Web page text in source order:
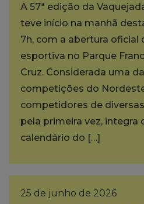
A 57ª edição da
teve início na manhã
7h, com a abertura oficial
esportiva no Parque
Cruz. Considerada uma
competições do
competidores de
pela primeira vez, integra
calendário do […]
25 de junho de 2026